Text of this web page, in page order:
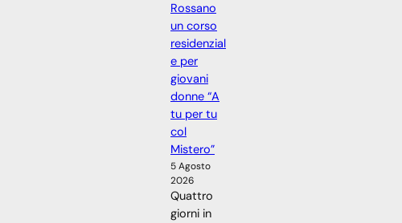
Rossano
un corso
residenzial
e per
giovani
donne “A
tu per tu
col
Mistero”
5 Agosto
2026
Quattro
giorni in